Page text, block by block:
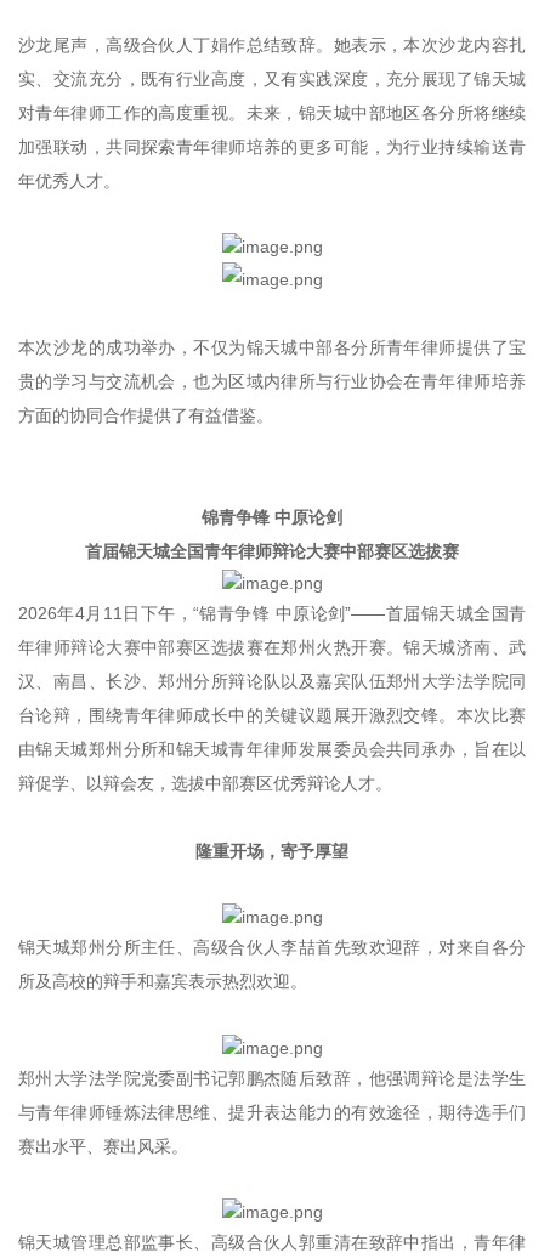
沙龙尾声，高级合伙人丁娟作总结致辞。她表示，本次沙龙内容扎
实、交流充分，既有行业高度，又有实践深度，充分展现了锦天城
对青年律师工作的高度重视。未来，锦天城中部地区各分所将继续
加强联动，共同探索青年律师培养的更多可能，为行业持续输送青
年优秀人才。
本次沙龙的成功举办，不仅为锦天城中部各分所青年律师提供了宝
贵的学习与交流机会，也为区域内律所与行业协会在青年律师培养
方面的协同合作提供了有益借鉴。
锦青争锋 中原论剑
首届锦天城全国青年律师辩论大赛中部赛区选拔赛
2026年4月11日下午，“锦青争锋 中原论剑”——首届锦天城全国青
年律师辩论大赛中部赛区选拔赛在郑州火热开赛。锦天城济南、武
汉、南昌、长沙、郑州分所辩论队以及嘉宾队伍郑州大学法学院同
台论辩，围绕青年律师成长中的关键议题展开激烈交锋。本次比赛
由锦天城郑州分所和锦天城青年律师发展委员会共同承办，旨在以
辩促学、以辩会友，选拔中部赛区优秀辩论人才。
隆重开场，寄予厚望
锦天城郑州分所主任、高级合伙人李喆首先致欢迎辞，对来自各分
所及高校的辩手和嘉宾表示热烈欢迎。
郑州大学法学院党委副书记郭鹏杰随后致辞，他强调辩论是法学生
与青年律师锤炼法律思维、提升表达能力的有效途径，期待选手们
赛出水平、赛出风采。
锦天城管理总部监事长、高级合伙人郭重清在致辞中指出，青年律